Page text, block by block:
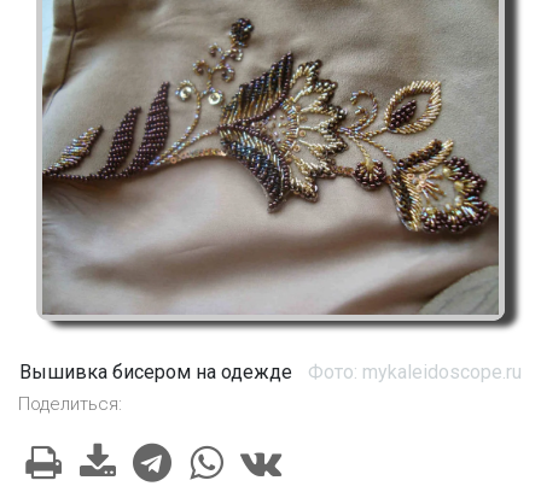
Вышивка бисером на одежде Фото: mykaleidoscope.ru
Поделиться: